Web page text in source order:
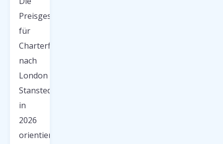
Preisgestaltung
für
Charterflüge
nach
London
Stansted
in
2026
orientiert